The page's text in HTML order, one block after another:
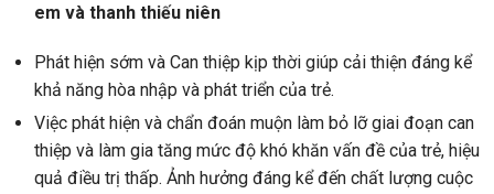
em và thanh thiếu niên
Phát hiện sớm và Can thiệp kịp thời giúp cải thiện đáng kể
khả năng hòa nhập và phát triển của trẻ.
Việc phát hiện và chẩn đoán muộn làm bỏ lỡ giai đoạn can
thiệp và làm gia tăng mức độ khó khăn vấn đề của trẻ, hiệu
quả điều trị thấp. Ảnh hưởng đáng kể đến chất lượng cuộc